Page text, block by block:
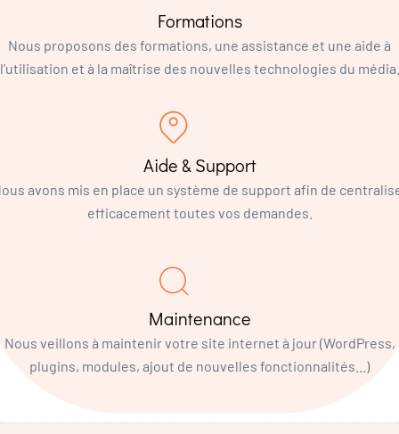
Formations
Nous proposons des formations, une assistance et une aide à
l’utilisation et à la maîtrise des nouvelles technologies du média.
Aide & Support
avons mis en place un système de support afin de
efficacement toutes vos demandes.
Maintenance
Nous veillons à maintenir votre site internet à jour (WordPress,
plugins, modules, ajout de nouvelles fonctionnalités...)